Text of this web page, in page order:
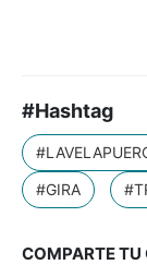
#Hashtag
#GIRA
COMPARTE TU